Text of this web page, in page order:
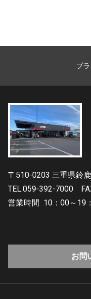
プ
〒510-0203 三重県鈴
TEL.059-392-7000
営業時間 10：00～19
お問